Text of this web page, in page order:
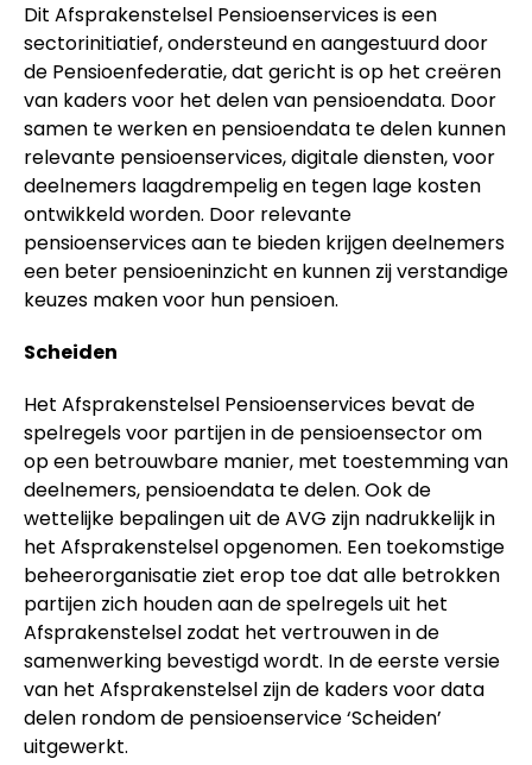
Dit Afsprakenstelsel Pensioenservices is een
sectorinitiatief, ondersteund en aangestuurd door
de Pensioenfederatie, dat gericht is op het creëren
van kaders voor het delen van pensioendata. Door
samen te werken en pensioendata te delen kunnen
relevante pensioenservices, digitale diensten, voor
deelnemers laagdrempelig en tegen lage kosten
ontwikkeld worden. Door relevante
pensioenservices aan te bieden krijgen deelnemers
een beter pensioeninzicht en kunnen zij verstandige
keuzes maken voor hun pensioen.
Scheiden
Het Afsprakenstelsel Pensioenservices bevat de
spelregels voor partijen in de pensioensector om
op een betrouwbare manier, met toestemming van
deelnemers, pensioendata te delen. Ook de
wettelijke bepalingen uit de AVG zijn nadrukkelijk in
het Afsprakenstelsel opgenomen. Een toekomstige
beheerorganisatie ziet erop toe dat alle betrokken
partijen zich houden aan de spelregels uit het
Afsprakenstelsel zodat het vertrouwen in de
samenwerking bevestigd wordt. In de eerste versie
van het Afsprakenstelsel zijn de kaders voor data
delen rondom de pensioenservice ‘Scheiden’
uitgewerkt.